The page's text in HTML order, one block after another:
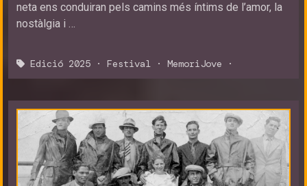
neta ens conduiran pels camins més íntims de l’amor, la
nostàlgia i …
Edició 2025 · Festival · MemoriJove ·